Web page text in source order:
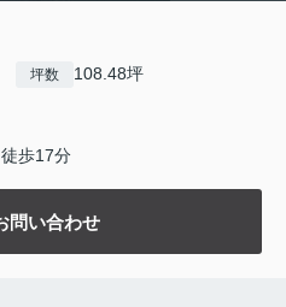
坪数 108.48坪
徒歩17分
問い合わせ